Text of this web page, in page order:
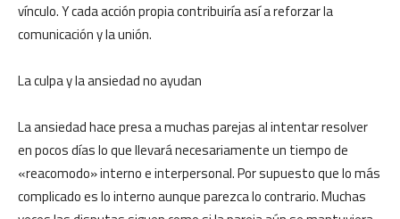
vínculo. Y cada acción propia contribuiría así a reforzar la
comunicación y la unión.
La culpa y la ansiedad no ayudan
La ansiedad hace presa a muchas parejas al intentar resolver
en pocos días lo que llevará necesariamente un tiempo de
«reacomodo» interno e interpersonal. Por supuesto que lo más
complicado es lo interno aunque parezca lo contrario. Muchas